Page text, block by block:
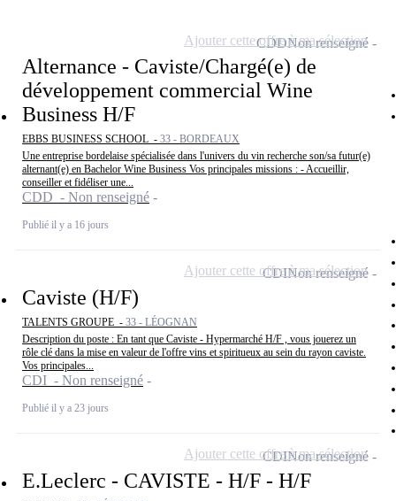
Alternance - Caviste/Chargé(e) de
développement commercial Wine
Business H/F
EBBS BUSINESS SCHOOL - 33 - BORDEAUX
Une entreprise bordelaise spécialisée dans l'univers du vin recherche son/sa futur(e)
alternant(e) en Bachelor Wine Business Vos principales missions : - Accueillir,
conseiller et fidéliser une...
CDD - Non renseigné
Publié il y a 16 jours
CDDNon renseigné
Ajouter cette offre à ma sélection
Caviste (H/F)
TALENTS GROUPE - 33 - LÉOGNAN
Description du poste : En tant que Caviste - Hypermarché H/F , vous jouerez un
rôle clé dans la mise en valeur de l'offre vins et spiritueux au sein du rayon caviste.
Vos principales...
CDI - Non renseigné
Publié il y a 23 jours
CDINon renseigné
Ajouter cette offre à ma sélection
E.Leclerc - CAVISTE - H/F - H/F
CDINon renseigné
Ajouter cette offre à ma sélection